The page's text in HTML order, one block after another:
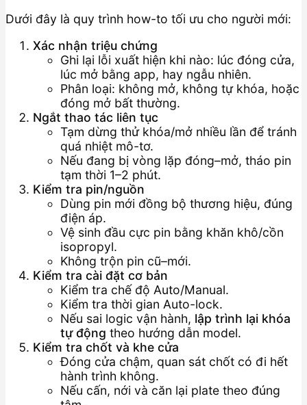
Dưới đây là quy trình how-to tối ưu cho người mới:
Xác nhận triệu chứng
Ghi lại lỗi xuất hiện khi nào: lúc đóng cửa,
lúc mở bằng app, hay ngẫu nhiên.
Phân loại: không mở, không tự khóa, hoặc
đóng mở bất thường.
Ngắt thao tác liên tục
Tạm dừng thử khóa/mở nhiều lần để tránh
quá nhiệt mô-tơ.
Nếu đang bị vòng lặp đóng–mở, tháo pin
tạm thời 1–2 phút.
Kiểm tra pin/nguồn
Dùng pin mới đồng bộ thương hiệu, đúng
điện áp.
Vệ sinh đầu cực pin bằng khăn khô/cồn
isopropyl.
Không trộn pin cũ–mới.
Kiểm tra cài đặt cơ bản
Kiểm tra chế độ Auto/Manual.
Kiểm tra thời gian Auto-lock.
Nếu sai logic vận hành, lập trình lại khóa
tự động theo hướng dẫn model.
Kiểm tra chốt và khe cửa
Đóng cửa chậm, quan sát chốt có đi hết
hành trình không.
Nếu cấn, nới và căn lại plate theo đúng